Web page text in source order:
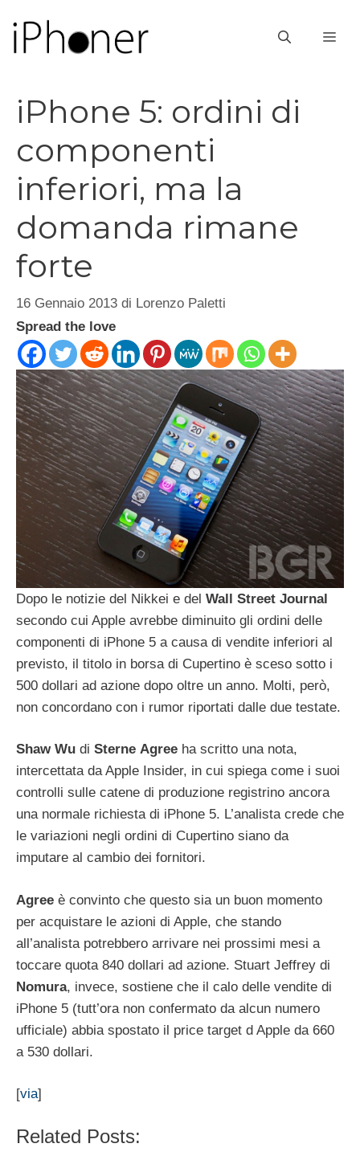
contenuto
iPhone 5: ordini di
componenti
inferiori, ma la
domanda rimane
forte
16 Gennaio 2013 di Lorenzo Paletti
Spread the love
Dopo le notizie del Nikkei e del Wall Street Journal
secondo cui Apple avrebbe diminuito gli ordini delle
componenti di iPhone 5 a causa di vendite inferiori al
previsto, il titolo in borsa di Cupertino è sceso sotto i
500 dollari ad azione dopo oltre un anno. Molti, però,
non concordano con i rumor riportati dalle due testate.
Shaw Wu di Sterne Agree ha scritto una nota,
intercettata da Apple Insider, in cui spiega come i suoi
controlli sulle catene di produzione registrino ancora
una normale richiesta di iPhone 5. L’analista crede che
le variazioni negli ordini di Cupertino siano da
imputare al cambio dei fornitori.
Agree è convinto che questo sia un buon momento
per acquistare le azioni di Apple, che stando
all’analista potrebbero arrivare nei prossimi mesi a
toccare quota 840 dollari ad azione. Stuart Jeffrey di
Nomura, invece, sostiene che il calo delle vendite di
iPhone 5 (tutt’ora non confermato da alcun numero
ufficiale) abbia spostato il price target d Apple da 660
a 530 dollari.
[via]
Related Posts: